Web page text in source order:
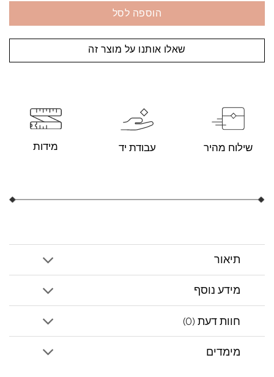
הוספה לסל
שאלו אותנו על מוצר זה
שילוח מהיר עבודת יד מידות
תיאור
מידע נוסף
חוות דעת (0)
מימדים